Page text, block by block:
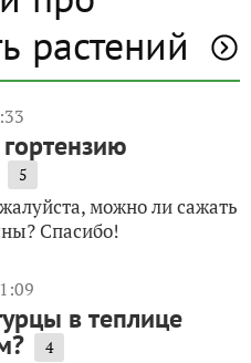
растений
5
можно ли сажать
Спасибо!
в теплице
4